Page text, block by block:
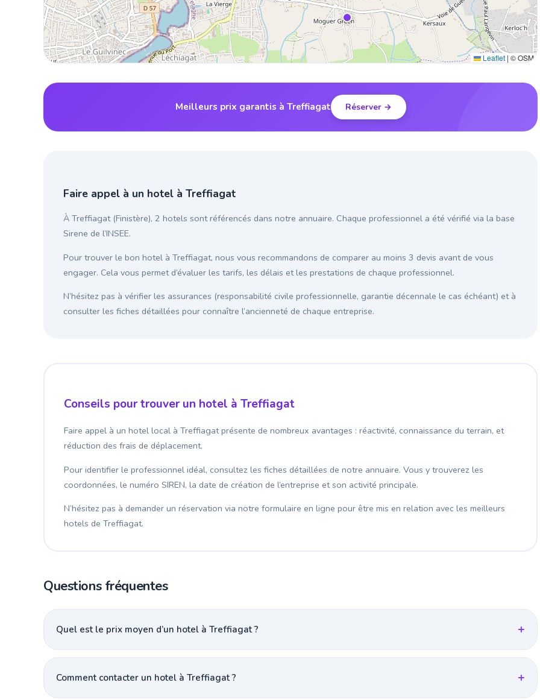
Leaflet | © OSM
Meilleurs prix garantis à Treffiagat Réserver →
Faire appel à un hotel à Treffiagat
À Treffiagat (Finistère), 2 hotels sont référencés dans notre annuaire. Chaque professionnel a été vérifié via la base
Sirene de l’INSEE.
Pour trouver le bon hotel à Treffiagat, nous vous recommandons de comparer au moins 3 devis avant de vous
engager. Cela vous permet d’évaluer les tarifs, les délais et les prestations de chaque professionnel.
N’hésitez pas à vérifier les assurances (responsabilité civile professionnelle, garantie décennale le cas échéant) et à
consulter les fiches détaillées pour connaître l’ancienneté de chaque entreprise.
Conseils pour trouver un hotel à Treffiagat
Faire appel à un hotel local à Treffiagat présente de nombreux avantages : réactivité, connaissance du terrain, et
réduction des frais de déplacement.
Pour identifier le professionnel idéal, consultez les fiches détaillées de notre annuaire. Vous y trouverez les
coordonnées, le numéro SIREN, la date de création de l’entreprise et son activité principale.
N’hésitez pas à demander un réservation via notre formulaire en ligne pour être mis en relation avec les meilleurs
hotels de Treffiagat.
Questions fréquentes
Quel est le prix moyen d’un hotel à Treffiagat ?
Comment contacter un hotel à Treffiagat ?